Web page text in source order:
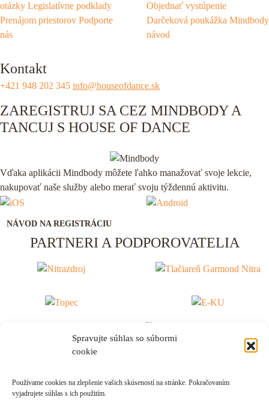
Spravujte súhlas so súbormi
cookie
Používame cookies na zlepšenie vašich skúseností na stránke. Pokračovaním
vyjadrujete súhlas s ich použitím.
otázky Legislatívne podklady
Prenájom priestorov Podporte
nás
Objednať vystúpenie
Darčeková poukážka Mindbody
návod
Kontakt
+421 948 202 345 info@houseofdance.sk
ZAREGISTRUJ SA CEZ MINDBODY A
TANCUJ S HOUSE OF DANCE
Vďaka aplikácii Mindbody môžete ľahko manažovať svoje lekcie,
nakupovať naše služby alebo merať svoju týždennú aktivitu.
NÁVOD NA REGISTRÁCIU
PARTNERI A PODPOROVATELIA
House of dance by Tomáš Surovec © 2026
Strategy & Design by: Juraj Molnár
TEST 2
test